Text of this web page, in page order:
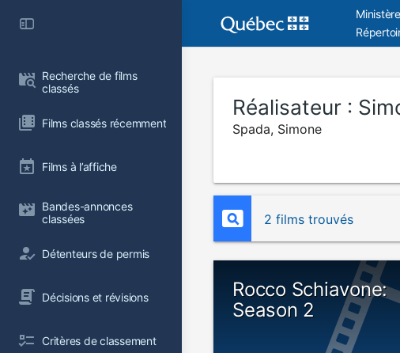
Recherche de films
classés
Films classés récemment
Films à l’affiche
Bandes-annonces
classées
Détenteurs de permis
Décisions et révisions
Critères de classement
Réalisateur :
Spada, Simone
2 films trouvés
Rocco Schiavone:
Season 2